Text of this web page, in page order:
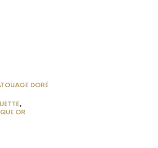
DORÉ
,
OR